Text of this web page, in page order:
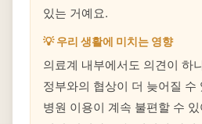
있는 거예요.
💡 우리 생활에 미치는 영향
의료계 내부에서도 의견이 하
정부와의 협상이 더 늦어질 수
병원 이용이 계속 불편할 수